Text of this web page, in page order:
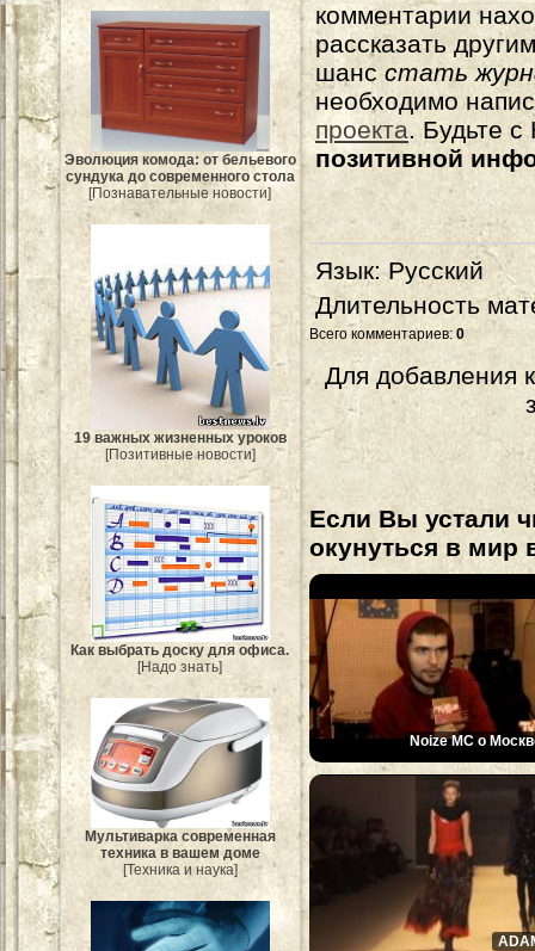
Эволюция комода: от бельевого
сундука до современного стола
[Познавательные новости]
19 важных жизненных уроков
[Позитивные новости]
Как выбрать доску для офиса.
[Надо знать]
Мультиварка современная
техника в вашем доме
[Техника и наука]
комментарии
рассказать
шанс стать
необходимо
проекта. Будьте
позитивной
Язык: Русский
Длительность
Всего комментариев: 0
Для добавления
Если Вы устали
окунуться в мир
Noize MC о